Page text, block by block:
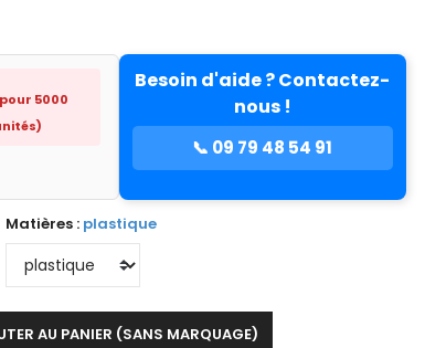
5000
Besoin d'aide ? Contactez-
nous !
📞 09 79 48 54 91
Matières : plastique
AU PANIER (SANS MARQUAGE)